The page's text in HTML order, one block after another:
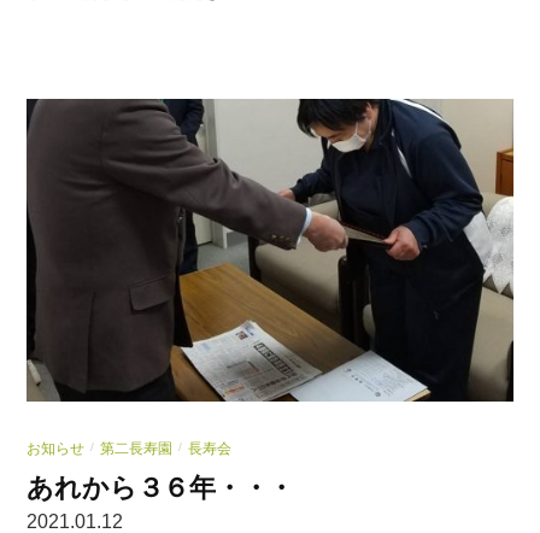
お知らせ / 第二長寿園 / 長寿会
あれから３６年・・・
2021.01.12